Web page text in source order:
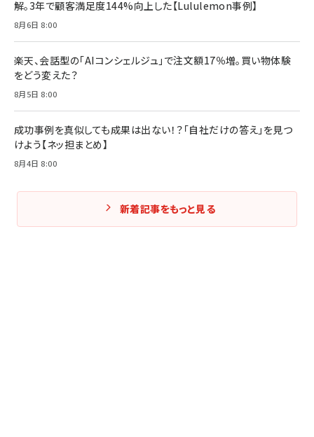
解。3年で顧客満足度144%向上した【Lululemon事例】
8月6日 8:00
楽天、会話型の「AIコンシェルジュ」で注文額17％増。買い物体験
をどう変えた？
8月5日 8:00
成功事例を真似しても成果は出ない！？「自社だけの答え」を見つ
けよう【ネッ担まとめ】
8月4日 8:00
新着記事をもっと見る